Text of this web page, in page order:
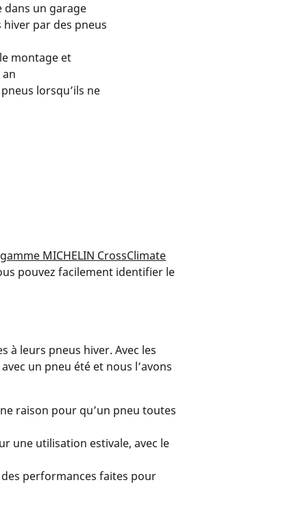
dans un garage
par des pneus
montage et
lorsqu’ils ne
gamme MICHELIN CrossClimate
pouvez facilement identifier le
leurs pneus hiver. Avec les
un pneu été et nous l’avons
raison pour qu’un pneu toutes
une utilisation estivale, avec le
performances faites pour